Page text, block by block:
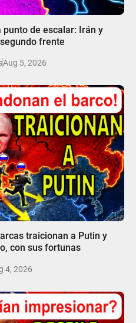
punto de escalar: Irán y
frente
Aug 5, 2026
traicionan a Putin y
con sus fortunas
4, 2026